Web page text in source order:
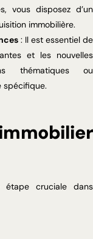
vous disposez d’un
immobilière.
: Il est essentiel de
et les nouvelles
thématiques ou
spécifique.
cruciale dans